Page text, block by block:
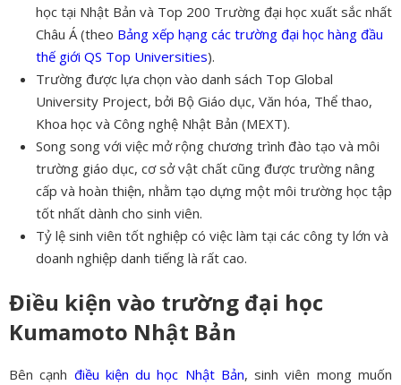
học tại Nhật Bản và Top 200 Trường đại học xuất sắc nhất
Châu Á (theo Bảng xếp hạng các trường đại học hàng đầu
thế giới QS Top Universities).
Trường được lựa chọn vào danh sách Top Global
University Project, bởi Bộ Giáo dục, Văn hóa, Thể thao,
Khoa học và Công nghệ Nhật Bản (MEXT).
Song song với việc mở rộng chương trình đào tạo và môi
trường giáo dục, cơ sở vật chất cũng được trường nâng
cấp và hoàn thiện, nhằm tạo dựng một môi trường học tập
tốt nhất dành cho sinh viên.
Tỷ lệ sinh viên tốt nghiệp có việc làm tại các công ty lớn và
doanh nghiệp danh tiếng là rất cao.
Điều kiện vào trường đại học
Kumamoto Nhật Bản
Bên cạnh điều kiện du học Nhật Bản, sinh viên mong muốn